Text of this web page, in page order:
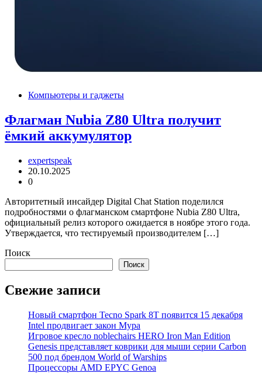
Компьютеры и гаджеты
Флагман Nubia Z80 Ultra получит
ёмкий аккумулятор
expertspeak
20.10.2025
0
Авторитетный инсайдер Digital Chat Station поделился
подробностями о флагманском смартфоне Nubia Z80 Ultra,
официальный релиз которого ожидается в ноябре этого года.
Утверждается, что тестируемый производителем […]
Поиск
Поиск
Свежие записи
Новый смартфон Tecno Spark 8T появится 15 декабря
Intel продвигает закон Мура
Игровое кресло noblechairs HERO Iron Man Edition
Genesis представляет коврики для мыши серии Carbon
500 под брендом World of Warships
Процессоры AMD EPYC Genoa